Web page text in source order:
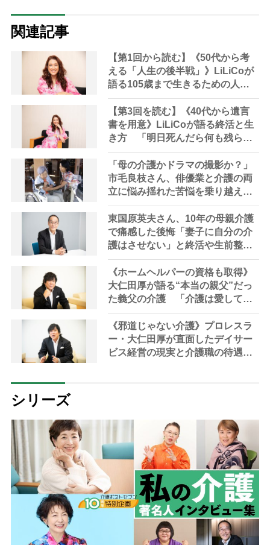
関連記事
【第1回から読む】《50代から考
える「人生の後半戦」》LiLiCoが
語る105歳まで生きるための人生
設計 佐賀でレギュラーを持つ夫
とは“縛られない関係” 北海道に
購入した家で「いつか縁側で夫婦
の会話を楽しみたい」
【第3回を読む】《40代から遺言
書を用意》LiLiCoが語る終活と生
き方 「明日死んだら何も残らな
い」お金は周りをハッピーにする
ために使う ウガンダとネパール
に学校建設
「母の介護かドラマの撮影か？」
市毛良枝さん、俳優業と介護の両
立に悩み揺れた苦悩を乗り越える
まで――
東国原英夫さん、10年の母親介護
で痛感した後悔「妻子に自分の介
護はさせない」と終活や生前整理
を始める 高市首相の介護職に関
する方針については「報酬だけで
はなく、働く環境などの是正も必
要」
《ホームヘルパーの資格も取得》
大仁田厚が語る“本当の親父”だっ
た義父の介護 「介護は愛して育
ててくれた恩返しの気持ちがない
と続かない」電流爆破などプロレ
スを通じて培った「あきらめない
力」も活きた
《邪道じゃない介護》プロレスラ
ー・大仁田厚が直面したデイサー
ビス経営の現実と介護職の待遇改
シリーズ